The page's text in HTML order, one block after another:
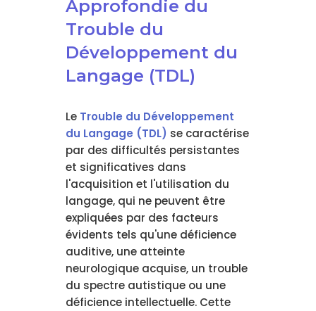
Approfondie du
Trouble du
Développement du
Langage (TDL)
Le Trouble du Développement
du Langage (TDL) se caractérise
par des difficultés persistantes
et significatives dans
l'acquisition et l'utilisation du
langage, qui ne peuvent être
expliquées par des facteurs
évidents tels qu'une déficience
auditive, une atteinte
neurologique acquise, un trouble
du spectre autistique ou une
déficience intellectuelle. Cette